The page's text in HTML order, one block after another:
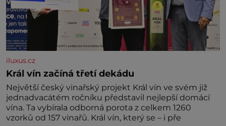
iluxus.cz
Král vín začíná třetí dekádu
Největší český vinařský projekt Král vín ve svém již
jednadvacátém ročníku představil nejlepší domácí
vína. Ta vybírala odborná porota z celkem 1260
vzorků od 157 vinařů. Král vín, který se – i pře